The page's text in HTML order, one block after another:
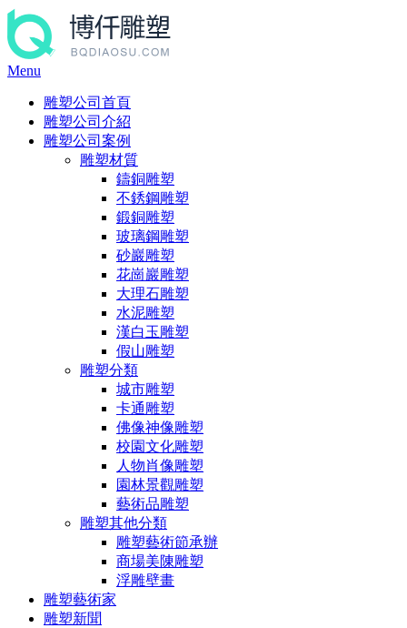
Menu
雕塑公司首頁
雕塑公司介紹
雕塑公司案例
雕塑材質
鑄銅雕塑
不銹鋼雕塑
鍛銅雕塑
玻璃鋼雕塑
砂巖雕塑
花崗巖雕塑
大理石雕塑
水泥雕塑
漢白玉雕塑
假山雕塑
雕塑分類
城市雕塑
卡通雕塑
佛像神像雕塑
校園文化雕塑
人物肖像雕塑
園林景觀雕塑
藝術品雕塑
雕塑其他分類
雕塑藝術節承辦
商場美陳雕塑
浮雕壁畫
雕塑藝術家
雕塑新聞